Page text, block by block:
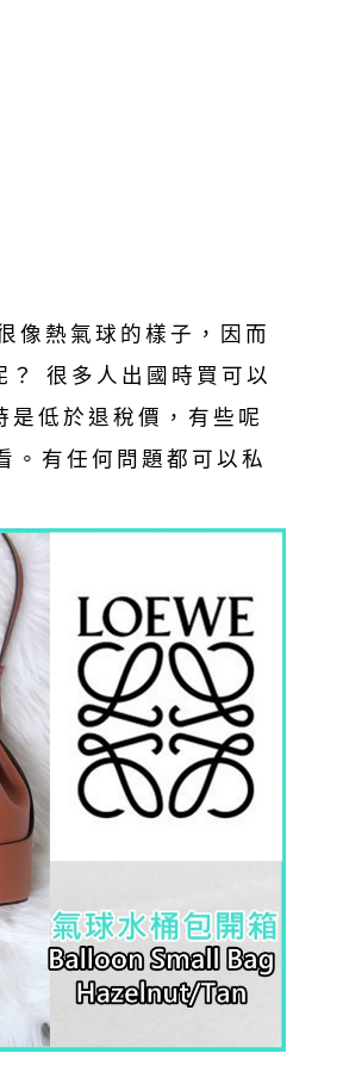
像熱氣球的樣子，因而
很多人出國時買可以
低於退稅價，有些呢
。有任何問題都可以私